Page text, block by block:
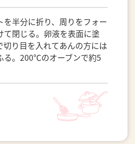
を半分に折り、周りをフォー
て閉じる。卵液を表面に塗
切り目を入れてあんの方には
る。200℃のオーブンで約5